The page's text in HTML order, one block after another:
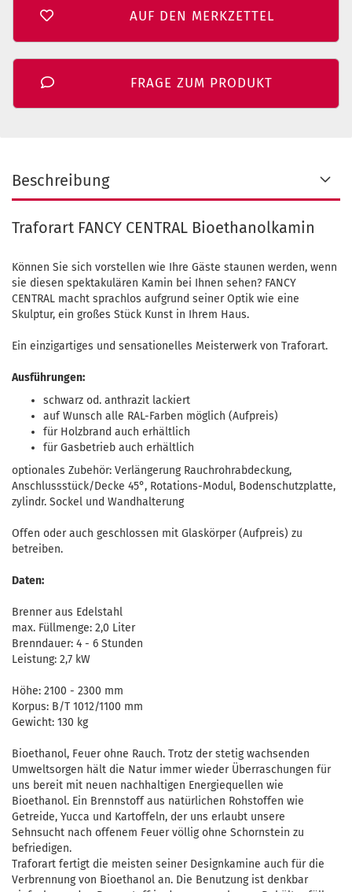
AUF DEN MERKZETTEL
FRAGE ZUM PRODUKT
Beschreibung
Traforart FANCY CENTRAL Bioethanolkamin
Können Sie sich vorstellen wie Ihre Gäste staunen werden, wenn
sie diesen spektakulären Kamin bei Ihnen sehen? FANCY
CENTRAL macht sprachlos aufgrund seiner Optik wie eine
Skulptur, ein großes Stück Kunst in Ihrem Haus.
Ein einzigartiges und sensationelles Meisterwerk von Traforart.
Ausführungen:
schwarz od. anthrazit lackiert
auf Wunsch alle RAL-Farben möglich (Aufpreis)
für Holzbrand auch erhältlich
für Gasbetrieb auch erhältlich
optionales Zubehör: Verlängerung Rauchrohrabdeckung,
Anschlussstück/Decke 45°, Rotations-Modul, Bodenschutzplatte,
zylindr. Sockel und Wandhalterung
Offen oder auch geschlossen mit Glaskörper (Aufpreis) zu
betreiben.
Daten:
Brenner aus Edelstahl
max. Füllmenge: 2,0 Liter
Brenndauer: 4 - 6 Stunden
Leistung: 2,7 kW
Höhe: 2100 - 2300 mm
Korpus: B/T 1012/1100 mm
Gewicht: 130 kg
Bioethanol, Feuer ohne Rauch. Trotz der stetig wachsenden
Umweltsorgen hält die Natur immer wieder Überraschungen für
uns bereit mit neuen nachhaltigen Energiequellen wie
Bioethanol. Ein Brennstoff aus natürlichen Rohstoffen wie
Getreide, Yucca und Kartoffeln, der uns erlaubt unsere
Sehnsucht nach offenem Feuer völlig ohne Schornstein zu
befriedigen.
Traforart fertigt die meisten seiner Designkamine auch für die
Verbrennung von Bioethanol an. Die Benutzung ist denkbar